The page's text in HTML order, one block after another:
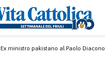
Ex ministro pakistano al Paolo Diacono